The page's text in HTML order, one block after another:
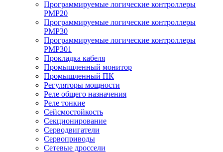
Программируемые логические контроллеры
PMP20
Программируемые логические контроллеры
PMP30
Программируемые логические контроллеры
PMP301
Прокладка кабеля
Промышленный монитор
Промышленный ПК
Регуляторы мощности
Реле общего назначения
Реле тонкие
Сейсмостойкость
Секционирование
Серводвигатели
Сервоприводы
Сетевые дроссели